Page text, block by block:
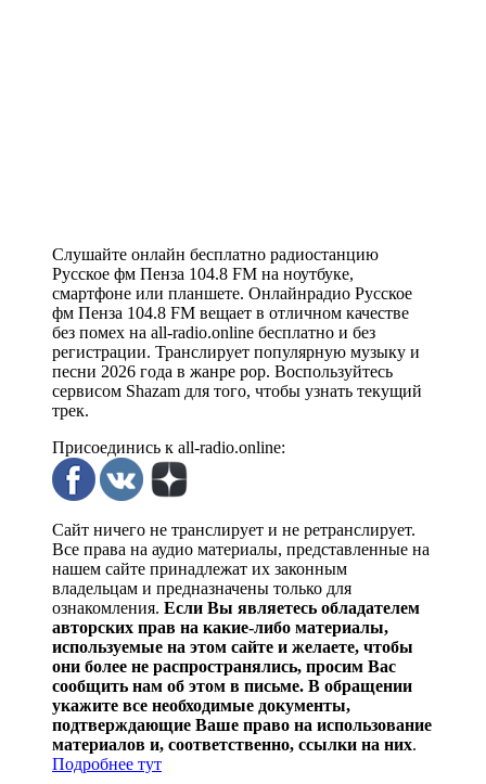
Слушайте онлайн бесплатно радиостанцию
Русское фм Пенза 104.8 FM на ноутбуке,
смартфоне или планшете. Онлайнрадио Русское
фм Пенза 104.8 FM вещает в отличном качестве
без помех на all-radio.online бесплатно и без
регистрации. Транслирует популярную музыку и
песни 2026 года в жанре pop. Воспользуйтесь
сервисом Shazam для того, чтобы узнать текущий
трек.
Присоединись к all-radio.online:
Сайт ничего не транслирует и не ретранслирует.
Все права на аудио материалы, представленные на
нашем сайте принадлежат их законным
владельцам и предназначены только для
ознакомления. Если Вы являетесь обладателем
авторских прав на какие-либо материалы,
используемые на этом сайте и желаете, чтобы
они более не распространялись, просим Вас
сообщить нам об этом в письме. В обращении
укажите все необходимые документы,
подтверждающие Ваше право на использование
материалов и, соответственно, ссылки на них.
Подробнее тут